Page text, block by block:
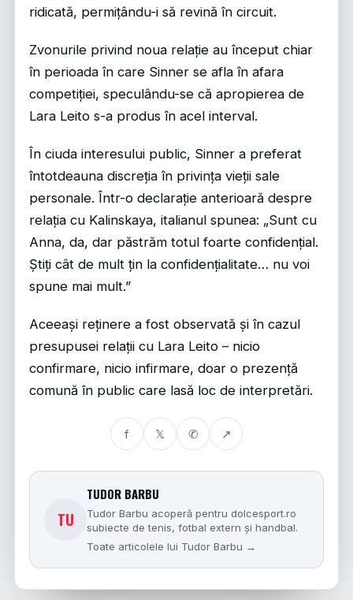
ridicată, permițându-i să revină în circuit.
Zvonurile privind noua relație au început chiar
în perioada în care Sinner se afla în afara
competiției, speculându-se că apropierea de
Lara Leito s-a produs în acel interval.
În ciuda interesului public, Sinner a preferat
întotdeauna discreția în privința vieții sale
personale. Într-o declarație anterioară despre
relația cu Kalinskaya, italianul spunea: „Sunt cu
Anna, da, dar păstrăm totul foarte confidențial.
Știți cât de mult țin la confidențialitate… nu voi
spune mai mult.”
Aceeași reținere a fost observată și în cazul
presupusei relații cu Lara Leito – nicio
confirmare, nicio infirmare, doar o prezență
comună în public care lasă loc de interpretări.
f 𝕏 ✆ ↗
TU
TUDOR BARBU
Tudor Barbu acoperă pentru dolcesport.ro
subiecte de tenis, fotbal extern și handbal.
Toate articolele lui Tudor Barbu →